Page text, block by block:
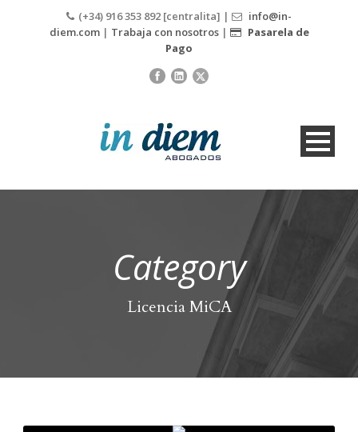
(+34) 916 353 892 [centralita] |
info@in-
diem.com| Trabaja con nosotros|
Pasarela de
Pago
Category
Licencia MiCA